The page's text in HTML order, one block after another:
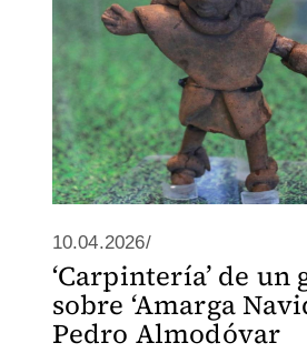
10.04.2026/
‘Carpintería’ de un
sobre ‘Amarga
Pedro Almodóvar